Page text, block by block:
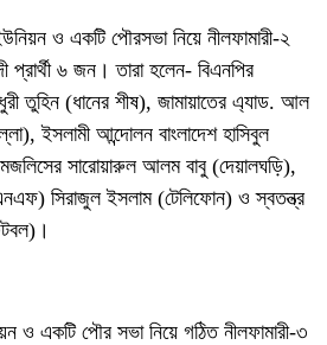
ও একটি পৌরসভা নিয়ে নীলফামারী-২
৬ জন। তারা হলেন- বিএনপির
তুহিন (ধানের শীষ), জামায়াতের এ্যাড. আল
ইসলামী আন্দোলন বাংলাদেশ হাসিবুল
সারোয়ারুল আলম বাবু (দেয়ালঘড়ি),
সিরাজুল ইসলাম (টেলিফোন) ও স্বতন্ত্র
ও একটি পৌর সভা নিয়ে গঠিত নীলফামারী-৩